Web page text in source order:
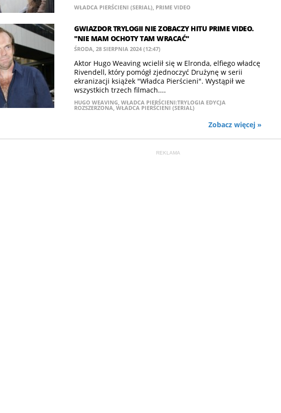
WŁADCA PIERŚCIENI (SERIAL), PRIME VIDEO
GWIAZDOR TRYLOGII NIE ZOBACZY HITU PRIME VIDEO.
"NIE MAM OCHOTY TAM WRACAĆ"
ŚRODA, 28 SIERPNIA 2024 (12:47)
Aktor Hugo Weaving wcielił się w Elronda, elfiego władcę
Rivendell, który pomógł zjednoczyć Drużynę w serii
ekranizacji książek "Władca Pierścieni". Wystąpił we
wszystkich trzech filmach....
HUGO WEAVING, WŁADCA PIERŚCIENI:TRYLOGIA EDYCJA
ROZSZERZONA, WŁADCA PIERŚCIENI (SERIAL)
Zobacz więcej »
REKLAMA